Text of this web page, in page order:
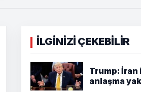
İLGİNİZİ ÇEKEBİLİR
Trump: İran
anlaşma